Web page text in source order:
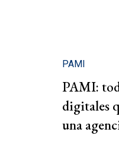
PAMI
PAMI:
digitales
una